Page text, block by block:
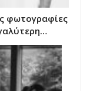
φωτογραφίες